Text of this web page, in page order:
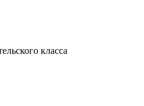
класса